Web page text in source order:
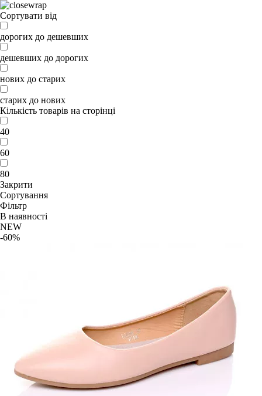
Сортувати від
дорогих до дешевших
дешевших до дорогих
нових до старих
старих до нових
Кількість товарів на сторінці
40
60
80
Закрити
Сортування
Фільтр
В наявності
NEW
-60%